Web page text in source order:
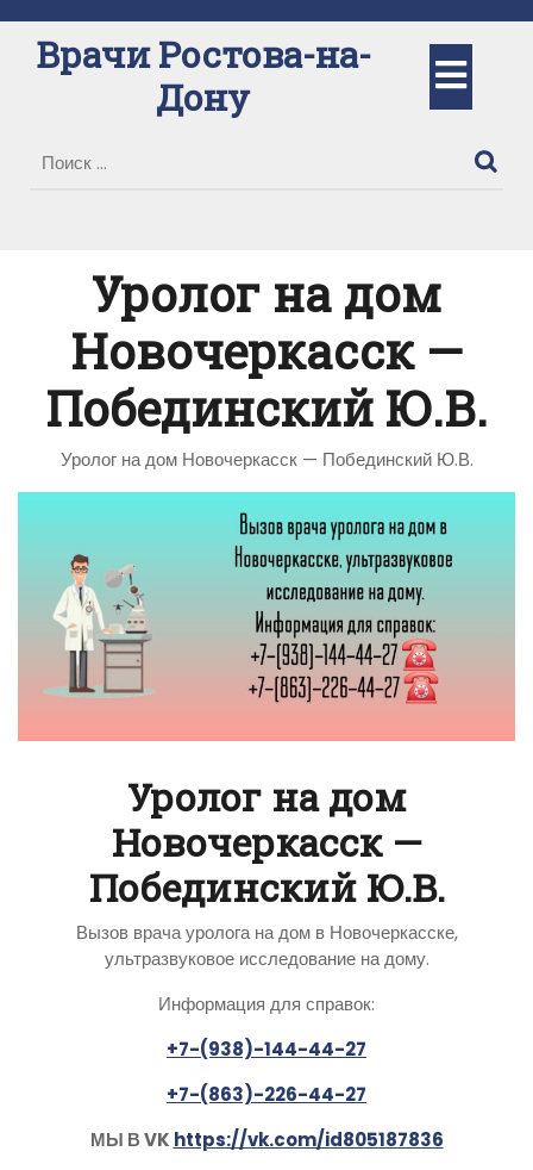
содержимому
Врачи Ростова-на-
Дону
Уролог на дом
Новочеркасск —
Побединский Ю.В.
Уролог на дом Новочеркасск — Побединский Ю.В.
Уролог на дом
Новочеркасск —
Побединский Ю.В.
Вызов врача уролога на дом в Новочеркасске,
ультразвуковое исследование на дому.
Информация для справок:
+7-(938)-144-44-27
+7-(863)-226-44-27
МЫ В VK https://vk.com/id805187836